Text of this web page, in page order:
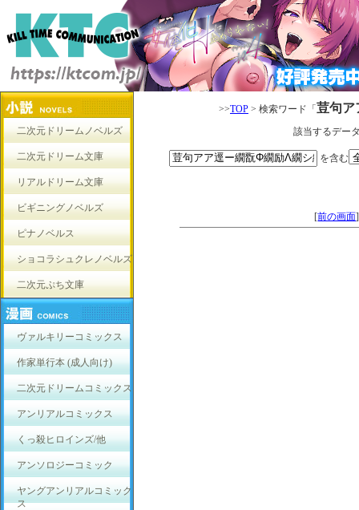
二次元ドリームノベルズ
二次元ドリーム文庫
リアルドリーム文庫
ビギニングノベルズ
ピナノベルス
ショコラシュクレノベルズ
二次元ぷち文庫
ヴァルキリーコミックス
作家単行本 (成人向け)
二次元ドリームコミックス
アンリアルコミックス
くっ殺ヒロインズ/他
アンソロジーコミック
ヤングアンリアルコミック
ス
>>TOP > 検索ワード「 荳句ア
該当するデー
を含む
[前の画面